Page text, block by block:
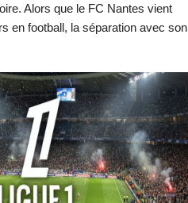
Alors que le FC Nantes vient
en football, la séparation avec son